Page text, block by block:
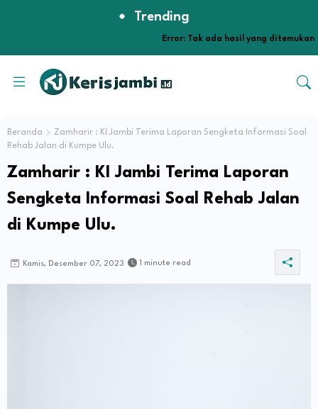
Trending
Error: Tak ada hasil yang ditemukan
Beranda
Zamharir : KI Jambi Terima Laporan Sengketa Informasi Soal
Rehab Jalan di Kumpe Ulu.
Zamharir : KI Jambi Terima Laporan
Sengketa Informasi Soal Rehab Jalan
di Kumpe Ulu.
Kamis, Desember 07, 2023 1 minute read